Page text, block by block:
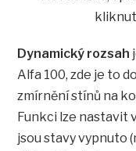
Dynamický rozsah
Alfa 100, zde je to
zmírnění stínů na
Funkci lze nastavit
jsou stavy vypnuto